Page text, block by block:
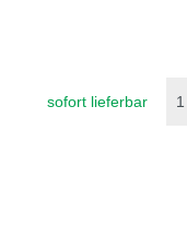
sofort lieferbar